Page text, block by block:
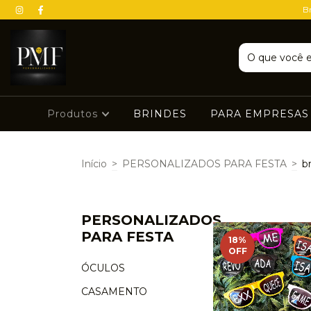
Produtos BRINDES PARA EMPRESAS
Início > PERSONALIZADOS PARA FESTA >
PERSONALIZADOS
PARA FESTA
ÓCULOS
CASAMENTO
18%
OFF